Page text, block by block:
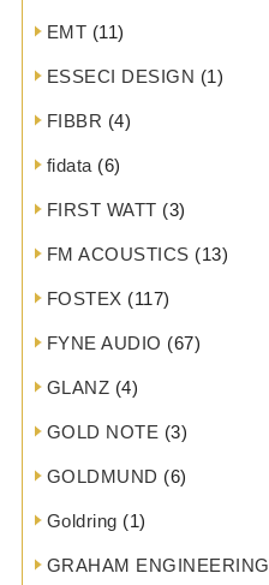
EMT (11)
ESSECI DESIGN (1)
FIBBR (4)
fidata (6)
FIRST WATT (3)
FM ACOUSTICS (13)
FOSTEX (117)
FYNE AUDIO (67)
GLANZ (4)
GOLD NOTE (3)
GOLDMUND (6)
Goldring (1)
GRAHAM ENGINEERING